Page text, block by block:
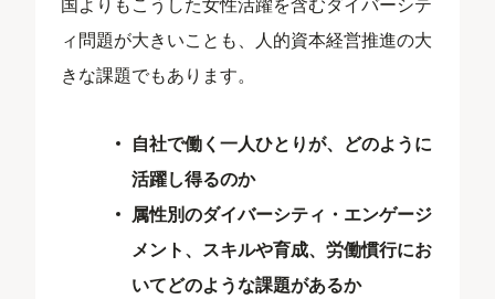
ィ問題が大きいことも、人的資本経営推進の大
きな課題でもあります。
自社で働く一人ひとりが、どのように
活躍し得るのか
属性別のダイバーシティ・エンゲージ
メント、スキルや育成、労働慣行にお
いてどのような課題があるか